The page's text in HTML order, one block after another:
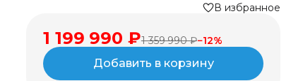
В избранное
1 199 990 ₽1 359 990 ₽−12%
Добавить в корзину